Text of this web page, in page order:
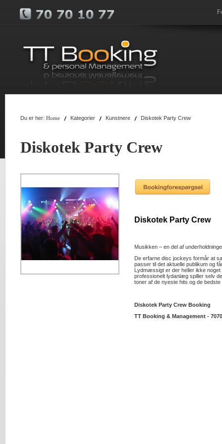
Du er her: Home Kategorier Kunstnere Diskotek Party Crew
Diskotek Party Crew
Diskotek Party Crew
Musikken – en del af
De erfarne disc jockeys formår at
passer til det aktuelle publikum og
Lydmæssigt er der heller ikke
professionelt lydanlæg spiller selv
toner af de nyeste hits og de
Diskotek Party Crew Booking
TT Booking & Management -